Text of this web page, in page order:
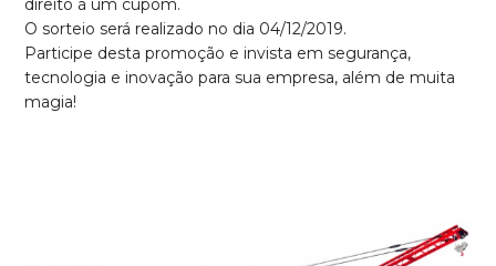
direito à um cupom.
O sorteio será realizado no dia 04/12/2019.
Participe desta promoção e invista em segurança,
tecnologia e inovação para sua empresa, além de muita
magia!